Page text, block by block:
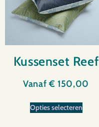
Kussenset Reef
Vanaf€ 150,00
Opties selecteren